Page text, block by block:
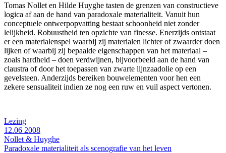
Tomas Nollet en Hilde Huyghe tasten de grenzen van constructieve
logica af aan de hand van paradoxale materialiteit. Vanuit hun
conceptuele ontwerpopvatting bestaat schoonheid niet zonder
lelijkheid. Robuustheid ten opzichte van finesse. Enerzijds ontstaat
er een materialenspel waarbij zij materialen lichter of zwaarder doen
lijken of waarbij zij bepaalde eigenschappen van het materiaal –
zoals hardheid – doen verdwijnen, bijvoorbeeld aan de hand van
claustra of door het toepassen van zwarte lijnzaadolie op een
gevelsteen. Anderzijds bereiken bouwelementen voor hen een
zekere sensualiteit indien ze nog een ruw en vuil aspect vertonen.
Lezing
12.06 2008
Nollet & Huyghe
Paradoxale materialiteit als scenografie van het leven